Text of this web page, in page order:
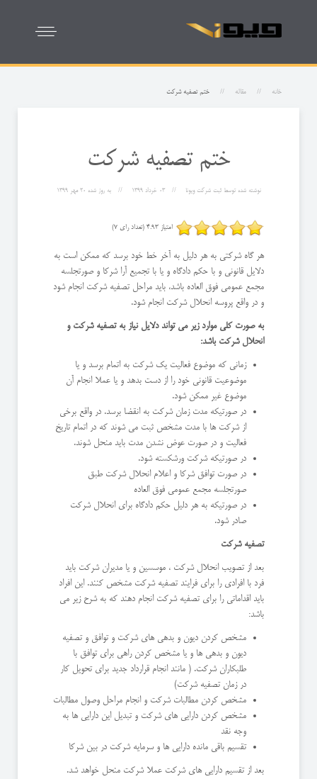
خانه مقاله ختم تصفیه شرکت
ختم تصفیه شرکت
نوشته شده توسطثبت شرکت ویونا 03 خرداد 1399 به روز شده 20 مهر 1399
امتیاز 4.93 (تعداد رای 7)
هر گاه شرکتی به هر دلیل به آخر خط خود برسد که ممکن است به
دلایل قانونی و با حکم دادگاه و یا با تجمیع آرا شرکا و صورتجلسه
مجمع عمومی فوق العاده باشد، باید مراحل تصفیه شرکت انجام شود
و در واقع پروسه انحلال شرکت انجام شود.
به صورت کلی موارد زیر می تواند دلایل نیاز به تصفیه شرکت و
انحلال شرکت باشد:
زمانی که موضوع فعالیت یک شرکت به اتمام برسد و یا
موضوعیت قانونی خود را از دست بدهد و یا عملا انجام آن
موضوع غیر ممکن شود.
در صورتیکه مدت زمان شرکت به انقضا برسد. در واقع برخی
از شرکت ها با مدت مشخص ثبت می شوند که در اتمام تاریخ
فعالیت و در صورت عوض نشدن مدت باید منحل شوند.
در صورتیکه شرکت ورشکسته شود.
در صورت توافق شرکا و اعلام انحلال شرکت طبق
صورتجلسه مجمع عمومی فوق العاده
در صورتیکه به هر دلیل حکم دادگاه برای انحلال شرکت
صادر شود.
تصفیه شرکت
بعد از تصویب انحلال شرکت ، موسسین و یا مدیران شرکت باید
فرد با افرادی را برای فرایند تصفیه شرکت مشخص کنند. این افراد
باید اقداماتی را برای تصفیه شرکت انجام دهند که به شرح زیر می
باشد:
مشخص کردن دیون و بدهی های شرکت و توافق و تصفیه
دیون و بدهی ها و یا مشخص کردن راهی برای توافق با
طلبکاران شرکت. ( مانند انجام قرارداد جدید برای تحویل کار
در زمان تصفیه شرکت)
مشخص کردن مطالبات شرکت و انجام مراحل وصول مطالبات
مشخص کردن دارایی های شرکت و تبدیل این دارایی ها به
وجه نقد
تقسیم باقی مانده دارایی ها و سرمایه شرکت در بین شرکا
بعد از تقسیم دارایی های شرکت عملا شرکت منحل خواهد شد.